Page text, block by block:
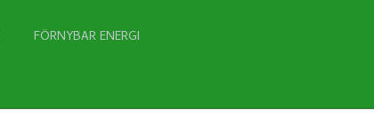
FÖRNYBAR ENERGI